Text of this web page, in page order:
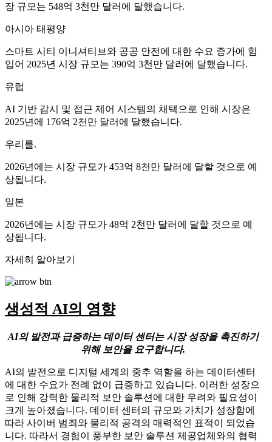
장 규모는 548억 3천만 달러에 달했습니다.
아시아 태평양
스마트 시티 이니셔티브와 공공 안전에 대한 수요 증가에 힘
입어 2025년 시장 규모는 390억 3천만 달러에 달했습니다.
유럽
AI 기반 감시 및 접근 제어 시스템의 채택으로 인해 시장은
2025년에 176억 2천만 달러에 달했습니다.
우리를.
2026년에는 시장 규모가 453억 8천만 달러에 달할 것으로 예
상됩니다.
일본
2026년에는 시장 규모가 48억 2천만 달러에 달할 것으로 예
상됩니다.
자세히 알아보기
생성적 AI의 영향
AI의 발전과 급증하는 데이터 센터는 시장 성장을 촉진하기
위해 보안을 요구합니다.
AI의 발전으로 디지털 세계의 중추 역할을 하는 데이터센터
에 대한 수요가 전례 없이 급증하고 있습니다. 이러한 성장으
로 인해 강력한 물리적 보안 솔루션에 대한 우려와 필요성이
크게 높아졌습니다. 데이터 센터의 규모와 가치가 성장함에
따라 사이버 범죄와 물리적 공격의 매력적인 표적이 되었습
니다. 따라서 경험이 풍부한 보안 솔루션 제공업체와의 협력